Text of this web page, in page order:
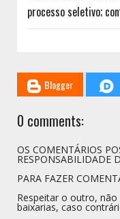
processo seletivo;
Blogger
0 comments:
OS COMENTÁRIOS
RESPONSABILIDADE
PARA FAZER
Respeitar o outro,
baixarias, caso